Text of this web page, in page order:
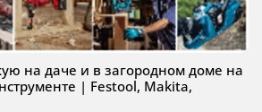
на даче и в загородном доме на
| Festool, Makita,